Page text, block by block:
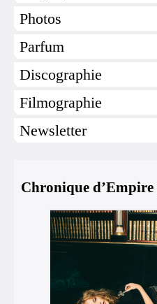
Photos
Parfum
Discographie
Filmographie
Newsletter
Chronique